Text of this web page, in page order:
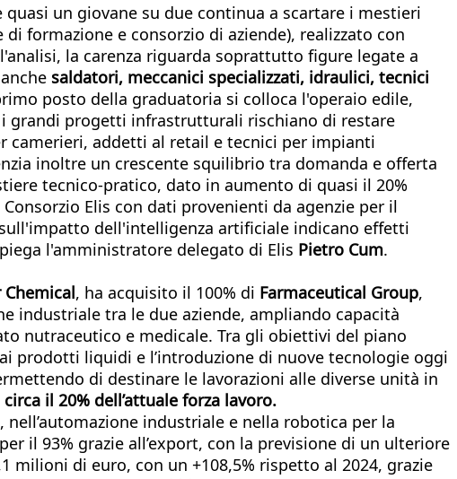
quasi un giovane su due continua a scartare i mestieri
di formazione e consorzio di aziende), realizzato con
la carenza riguarda soprattutto figure legate a
saldatori, meccanici specializzati, idraulici, tecnici
posto della graduatoria si colloca l'operaio edile,
grandi progetti infrastrutturali rischiano di restare
camerieri, addetti al retail e tecnici per impianti
inoltre un crescente squilibrio tra domanda e offerta
tecnico-pratico, dato in aumento di quasi il 20%
Elis con dati provenienti da agenzie per il
dell'intelligenza artificiale indicano effetti
l'amministratore delegato di Elis Pietro Cum.
Chemical, ha acquisito il 100% di Farmaceutical Group,
industriale tra le due aziende, ampliando capacità
nutraceutico e medicale. Tra gli obiettivi del piano
prodotti liquidi e l’introduzione di nuove tecnologie oggi
di destinare le lavorazioni alle diverse unità in
il 20% dell’attuale forza lavoro.
industriale e nella robotica per la
il 93% grazie all’export, con la previsione di un ulteriore
milioni di euro, con un +108,5% rispetto al 2024, grazie